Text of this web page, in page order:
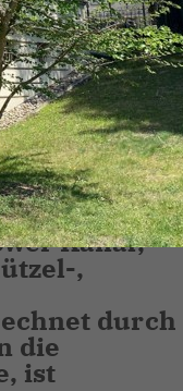
Bei
hindurch
Oder
Spree,
Kanal,
,
durch
die
ist